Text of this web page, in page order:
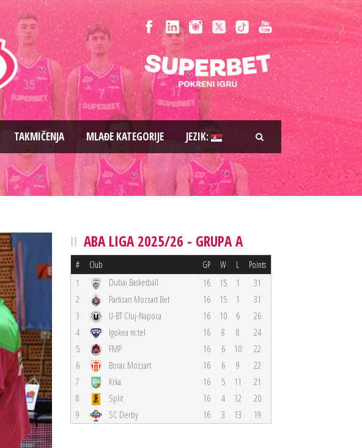
TAKMIČENJA MLAĐE KATEGORIJE JEZIK:
ABA LIGA 2025/26 - GRUPA A
# Club GP W L Points
1 Dubai Basketball 16 15 1
31
2
Partizan Mozzart Bet 16 15 1
31
3
U-BT Cluj-Napoca 16 10 6
26
4
Igokea m:tel 16 8 8
24
5
FMP 16 6 10
22
6
Borac Mozzart 16 6 9
22
7
Krka 16 5 11
21
8
Split 16 4 12
20
9
SC Derby 16 3 13 19